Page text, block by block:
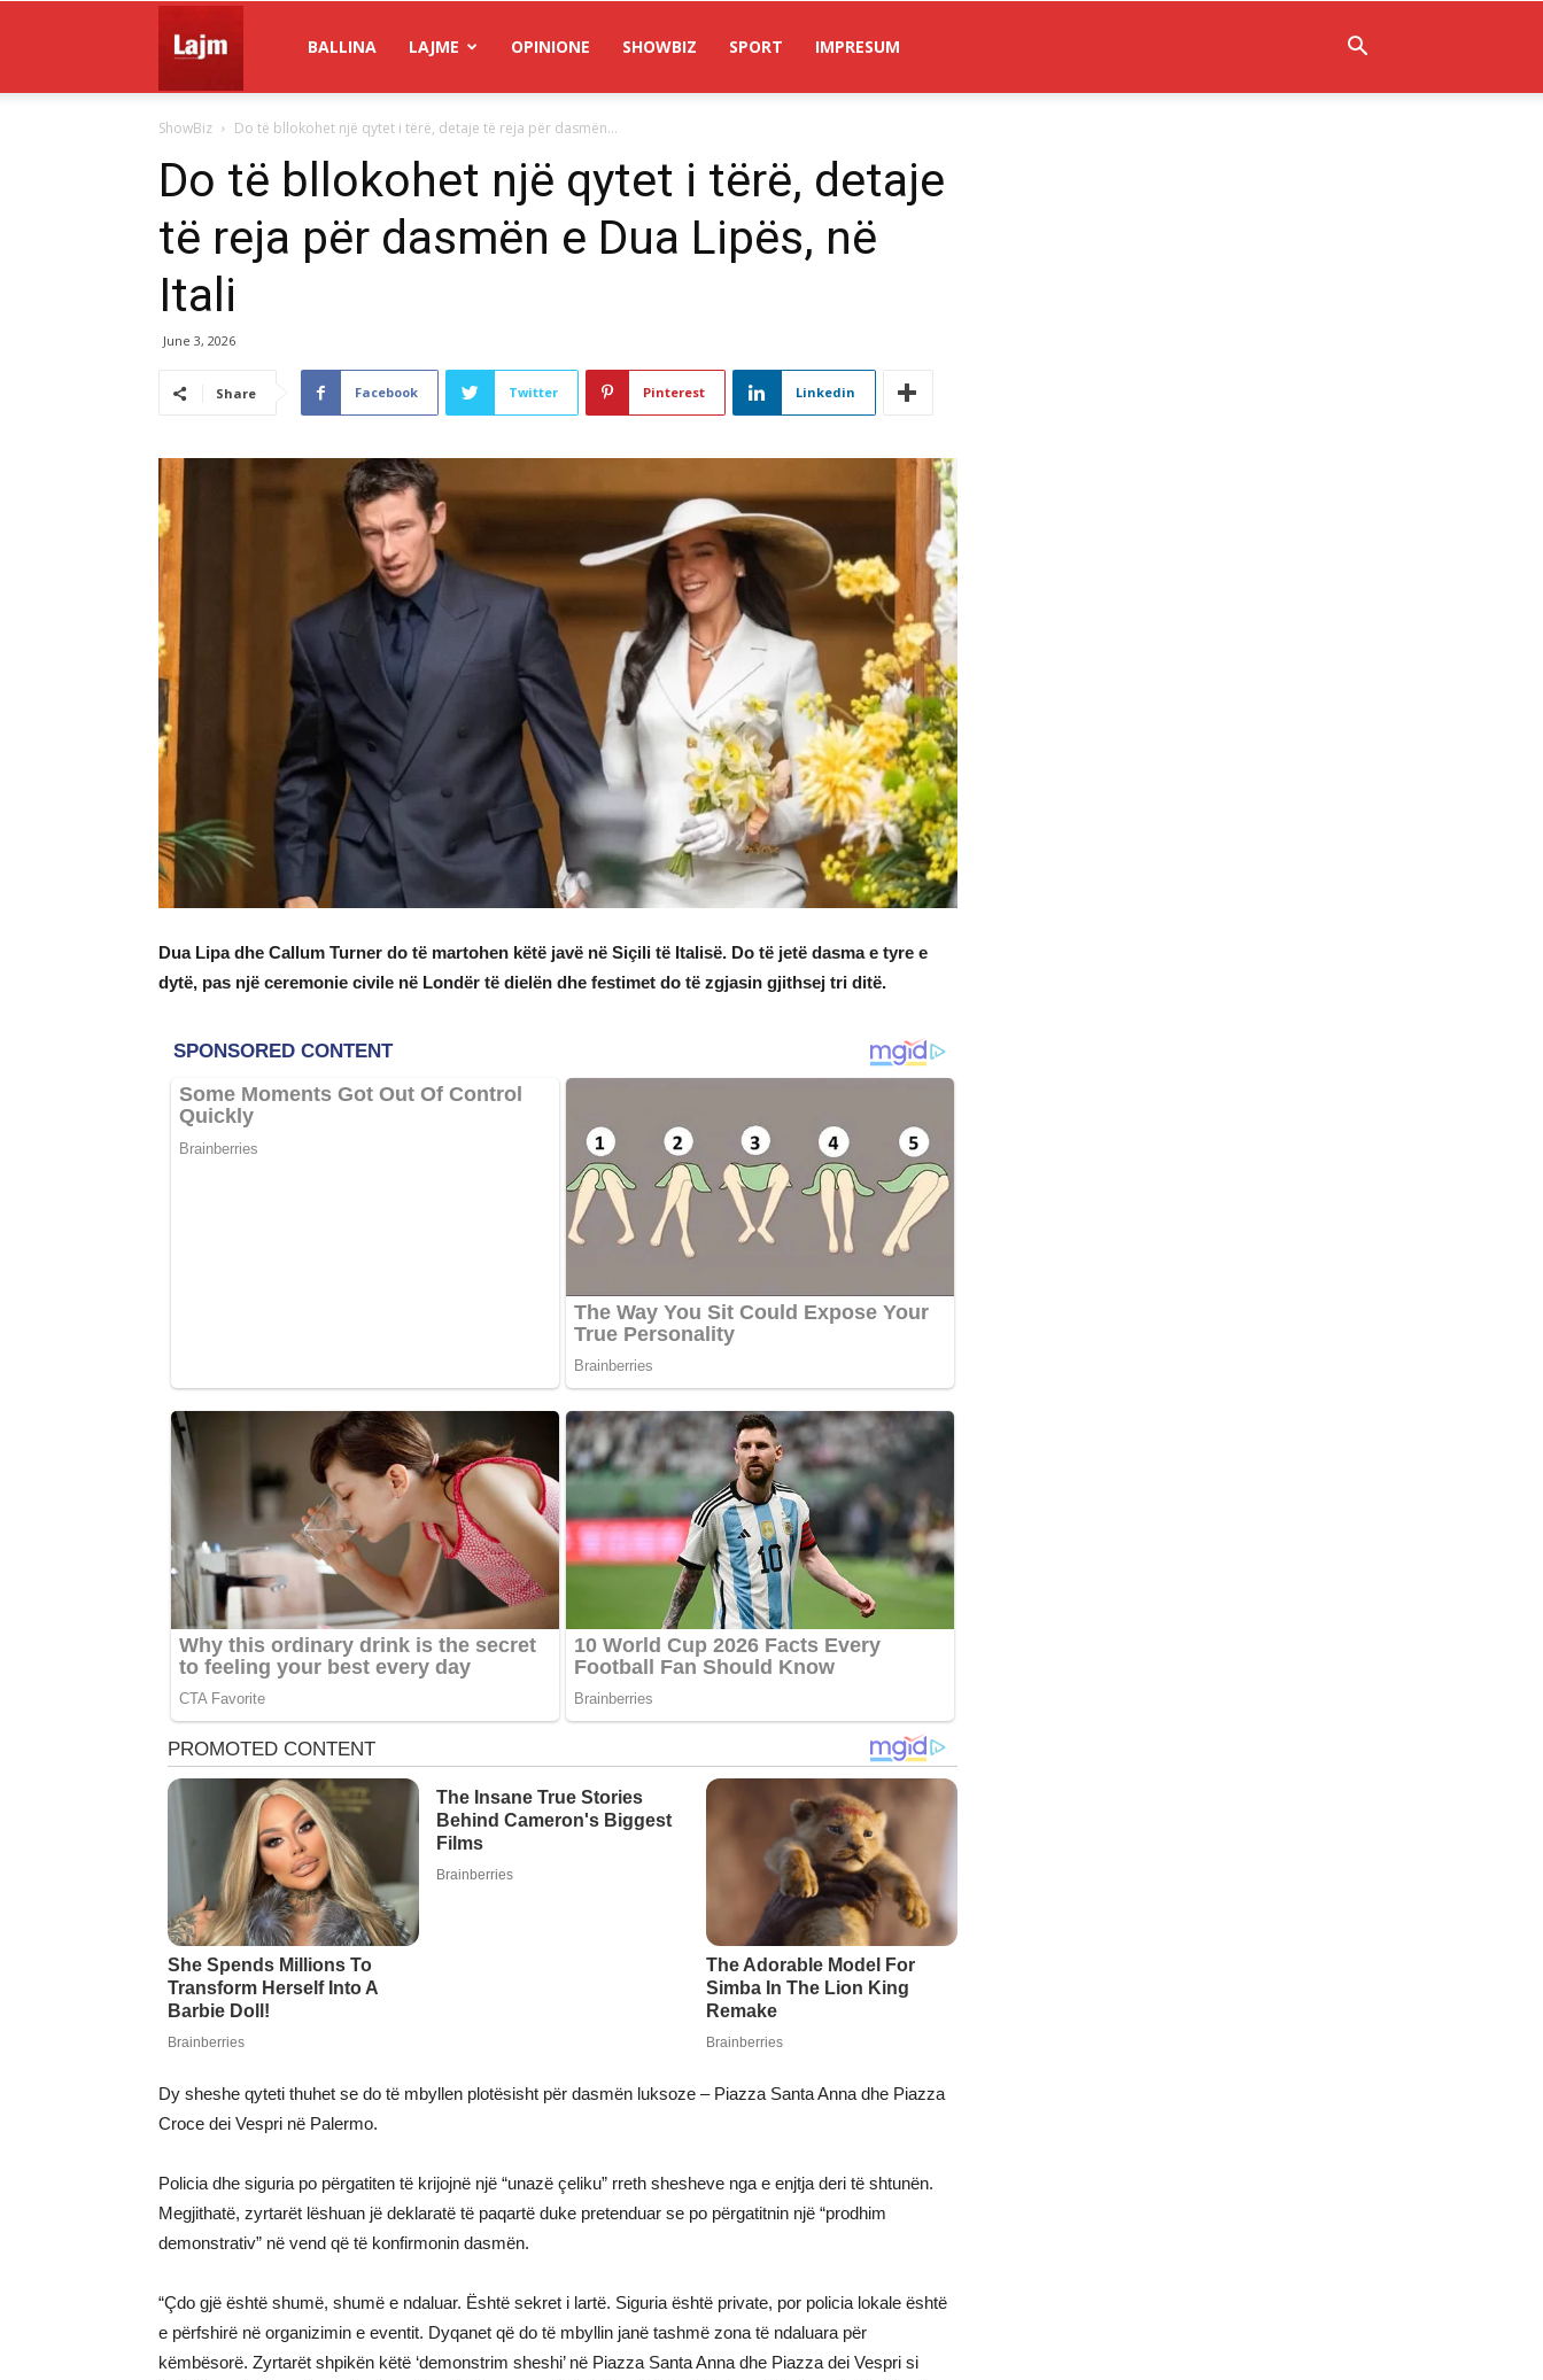
Lajm
BALLINA LAJME OPINIONE SHOWBIZ SPORT IMPRESUM
ShowBiz Do të bllokohet një qytet i tërë, detaje të reja për dasmën...
Do të bllokohet një qytet i tërë, detaje
të reja për dasmën e Dua Lipës, në
Itali
June 3, 2026
Share Facebook Twitter Pinterest Linkedin
Dua Lipa dhe Callum Turner do të martohen këtë javë në Siçili të Italisë. Do të jetë dasma e tyre e
dytë, pas një ceremonie civile në Londër të dielën dhe festimet do të zgjasin gjithsej tri ditë.
Dy sheshe qyteti thuhet se do të mbyllen plotësisht për dasmën luksoze – Piazza Santa Anna dhe Piazza
Croce dei Vespri në Palermo.
Policia dhe siguria po përgatiten të krijojnë një “unazë çeliku” rreth shesheve nga e enjtja deri të shtunën.
Megjithatë, zyrtarët lëshuan jë deklaratë të paqartë duke pretenduar se po përgatitnin një “prodhim
demonstrativ” në vend që të konfirmonin dasmën.
“Çdo gjë është shumë, shumë e ndaluar. Është sekret i lartë. Siguria është private, por policia lokale është
e përfshirë në organizimin e eventit. Dyqanet që do të mbyllin janë tashmë zona të ndaluara për
këmbësorë. Zyrtarët shpikën këtë ‘demonstrim sheshi’ në Piazza Santa Anna dhe Piazza dei Vespri si